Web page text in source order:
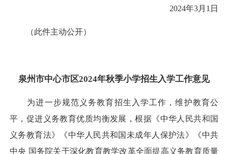
2024年3月1日
（此件主动公开）
泉州市中心市区2024年秋季小学招生入学工作意见
为进一步规范义务教育招生入学工作，维护教育公
平，促进义务教育优质均衡发展，根据《中华人民共和国
义务教育法》《中华人民共和国未成年人保护法》《中共
中央 国务院关于深化教育教学改革全面提高义务教育质量